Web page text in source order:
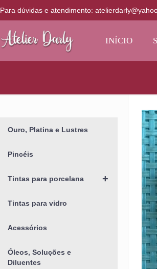
Para dúvidas e atendimento:
INÍCIO
Ouro, Platina e Lustres
Pincéis
+
Tintas para porcelana
Tintas para vidro
Acessórios
Óleos, Soluções e
Diluentes